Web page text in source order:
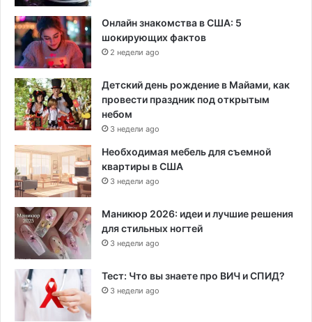
Онлайн знакомства в США: 5
шокирующих фактов
2 недели ago
Детский день рождение в Майами, как
провести праздник под открытым
небом
3 недели ago
Необходимая мебель для съемной
квартиры в США
3 недели ago
Маникюр 2026: идеи и лучшие решения
для стильных ногтей
3 недели ago
Тест: Что вы знаете про ВИЧ и СПИД?
3 недели ago